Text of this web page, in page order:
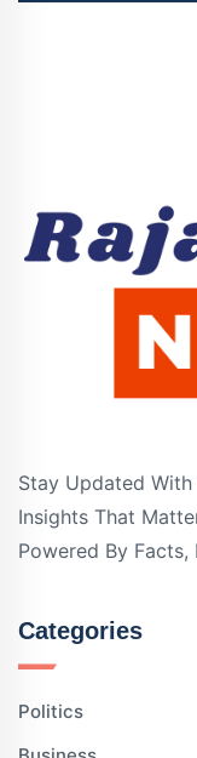
Stay Updated
Insights That
Powered By Facts,
Categories
Politics